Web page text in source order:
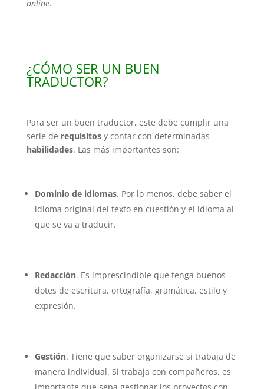
online.
¿CÓMO SER UN BUEN
TRADUCTOR?
Para ser un buen traductor, este debe cumplir una
serie de requisitosy contar con determinadas
habilidades. Las más importantes son:
Dominio de idiomas. Por lo menos, debe saber el
idioma original del texto en cuestión y el idioma al
que se va a traducir.
Redacción. Es imprescindible que tenga buenos
dotes de escritura, ortografía, gramática, estilo y
expresión.
Gestión. Tiene que saber organizarse si trabaja de
manera individual. Si trabaja con compañeros, es